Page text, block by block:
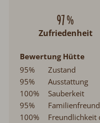
97 %
Zufriedenheit
Bewertung Hütte
95%
Zustand
95%
Ausstattung
100%
Sauberkeit
95%
100%
Freundlichkeit